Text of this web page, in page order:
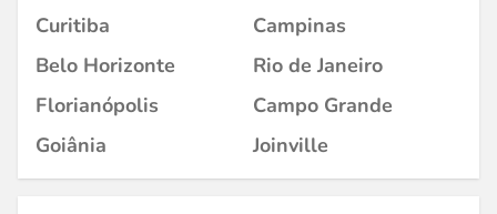
Curitiba
Campinas
Belo Horizonte
Rio de Janeiro
Florianópolis
Campo Grande
Goiânia
Joinville